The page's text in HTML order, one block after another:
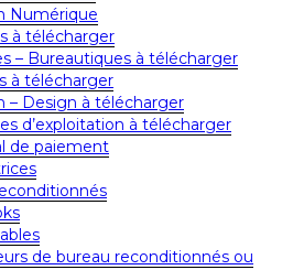
Numérique
à télécharger
– Bureautiques à télécharger
à télécharger
– Design à télécharger
d’exploitation à télécharger
de paiement
de bureau reconditionnés ou